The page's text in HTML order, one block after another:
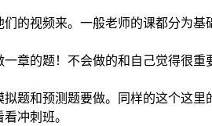
的视频来。一般老师的课都分为基
章的题！不会做的和自己觉得很重
题和预测题要做。同样的这个这里
冲刺班。